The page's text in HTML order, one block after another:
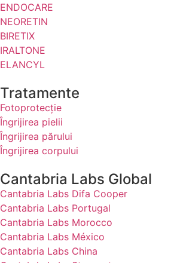
ENDOCARE
NEORETIN
BIRETIX
IRALTONE
ELANCYL
Tratamente
Fotoprotecție
Îngrijirea pielii
Îngrijirea părului
Îngrijirea corpului
Cantabria Labs Global
Cantabria Labs Difa Cooper
(se deschide într-o filă nouă, link extern)
Cantabria Labs Portugal
(se deschide într-o filă nouă, link extern)
Cantabria Labs Morocco
(se deschide într-o filă nouă, link extern)
Cantabria Labs México
(se deschide într-o filă nouă, link extern)
Cantabria Labs China
(se deschide într-o filă nouă, link extern)